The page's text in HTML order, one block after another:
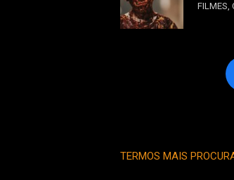
FILMES,
TERMOS MAIS